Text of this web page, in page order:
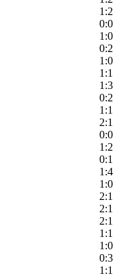
1:2
0:0
1:0
0:2
1:0
1:1
1:3
0:2
1:1
2:1
0:0
1:2
0:1
1:4
1:0
2:1
2:1
2:1
1:1
1:0
0:3
1:1